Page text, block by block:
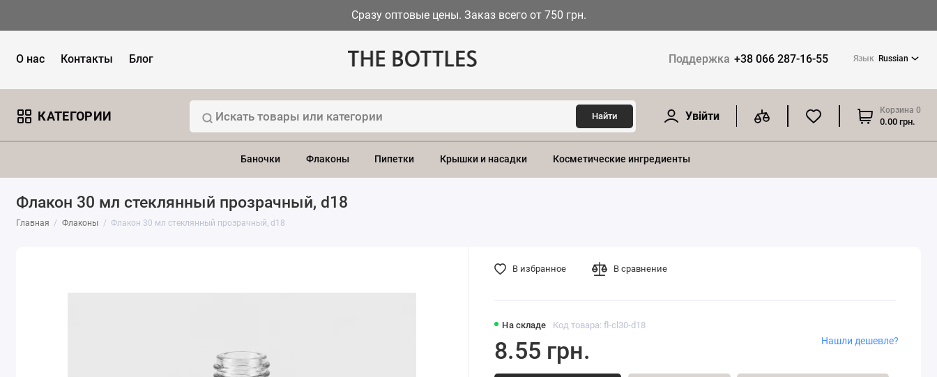
Сразу оптовые цены. Заказ всего от 750 грн.
О нас Контакты Блог Поддержка +38 066 287-16-55 Язык Russian
КАТЕГОРИИ Найти Увійти Корзина 0
0.00 грн.
Баночки Флаконы Пипетки Крышки и насадки Косметические ингредиенты
Флакон 30 мл стеклянный прозрачный, d18
Главная Флаконы Флакон 30 мл стеклянный прозрачный, d18
На складе Код товара: fl-cl30-d18
8.55 грн. Нашли дешевле?
В избранное В сравнение